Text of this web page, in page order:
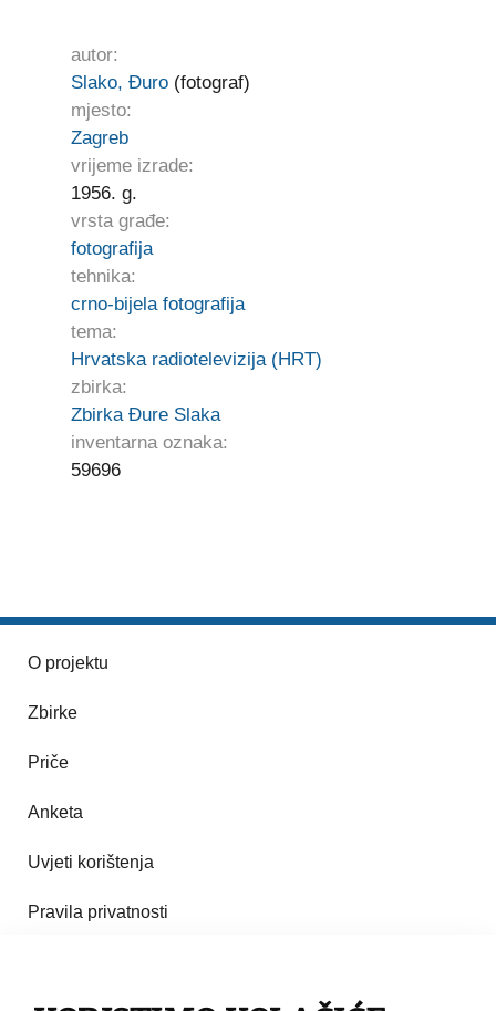
autor:
Slako, Đuro(fotograf)
mjesto:
Zagreb
vrijeme izrade:
1956. g.
vrsta građe:
fotografija
tehnika:
crno-bijela fotografija
tema:
Hrvatska radiotelevizija (HRT)
zbirka:
Zbirka Đure Slaka
inventarna oznaka:
59696
O projektu
Zbirke
Priče
Anketa
Uvjeti korištenja
Pravila privatnosti